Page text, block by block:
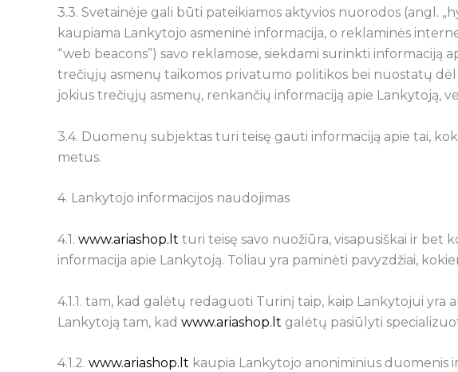
3.3. Svetainėje gali būti pateikiamos aktyvios nuorodos (angl.
kaupiama Lankytojo asmeninė informacija, o reklaminės
“web beacons”) savo reklamose, siekdami surinkti informaciją
trečiųjų asmenų taikomos privatumo politikos bei nuostatų dėl
jokius trečiųjų asmenų, renkančių informaciją apie Lankytoją,
3.4. Duomenų subjektas turi teisę gauti informaciją apie tai,
metus.
4. Lankytojo informacijos naudojimas
4.1. www.ariashop.lt turi teisę savo nuožiūra, visapusiškai ir
informacija apie Lankytoją. Toliau yra paminėti pavyzdžiai,
4.1.1. tam, kad galėtų redaguoti Turinį taip, kaip Lankytojui yra
Lankytoją tam, kad www.ariashop.lt galėtų pasiūlyti
4.1.2. www.ariashop.lt kaupia Lankytojo anoniminius duomenis